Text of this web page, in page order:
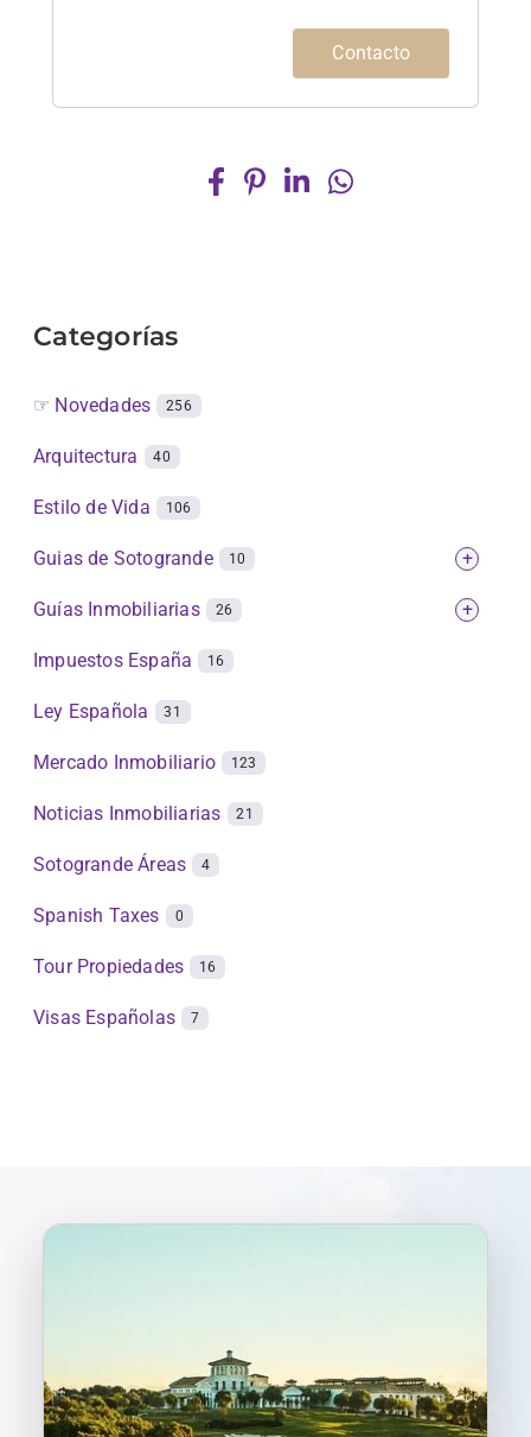
Contacto
Categorías
☞ Novedades 256
Arquitectura 40
Estilo de Vida 106
Guias de Sotogrande 10 +
Guías Inmobiliarias 26 +
Impuestos España 16
Ley Española 31
Mercado Inmobiliario 123
Noticias Inmobiliarias 21
Sotogrande Áreas 4
Spanish Taxes 0
Tour Propiedades 16
Visas Españolas 7